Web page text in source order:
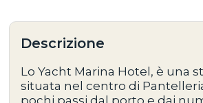
Descrizione
Lo Yacht Marina Hotel, è una
situata nel centro di